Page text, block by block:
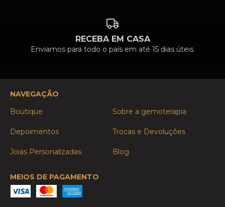
RECEBA EM CASA
Enviamos para todo o país em até 15 dias úteis.
NAVEGAÇÃO
Boutique
Sobre a gemoterapia
Depoimentos Trocas e Devoluções
Joias Personalizadas Blog
MEIOS DE PAGAMENTO